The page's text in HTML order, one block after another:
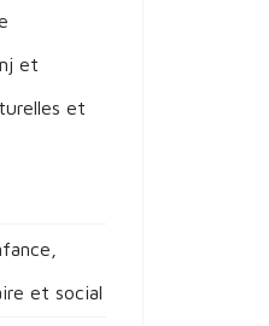
et
et
et social